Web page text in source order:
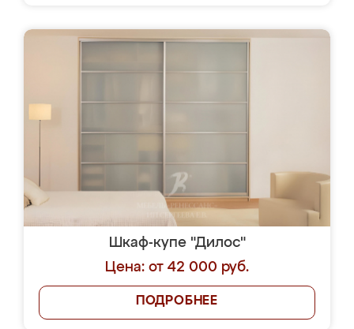
Шкаф-купе "Дилос"
Цена: от 42 000 руб.
ПОДРОБНЕЕ